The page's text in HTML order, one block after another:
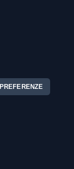
PREFERENZE